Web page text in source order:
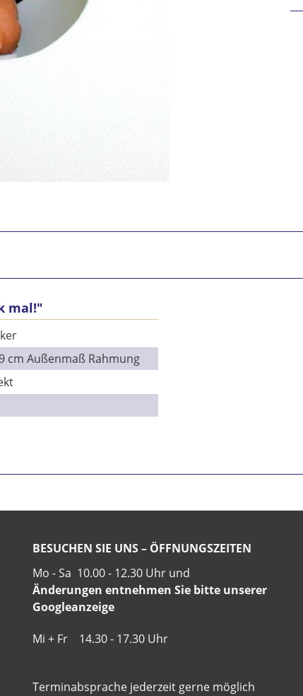
mal!"
cm Außenmaß Rahmung
BESUCHEN SIE UNS – ÖFFNUNGSZEITEN
Mo - Sa 10.00 - 12.30 Uhr und
Änderungen entnehmen Sie bitte unserer
Googleanzeige
Mi + Fr 14.30 - 17.30 Uhr
Terminabsprache jederzeit gerne möglich